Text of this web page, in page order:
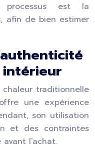
est la
, afin de bien estimer
traditionnelle
une expérience
son utilisation
et des contraintes
l’achat.